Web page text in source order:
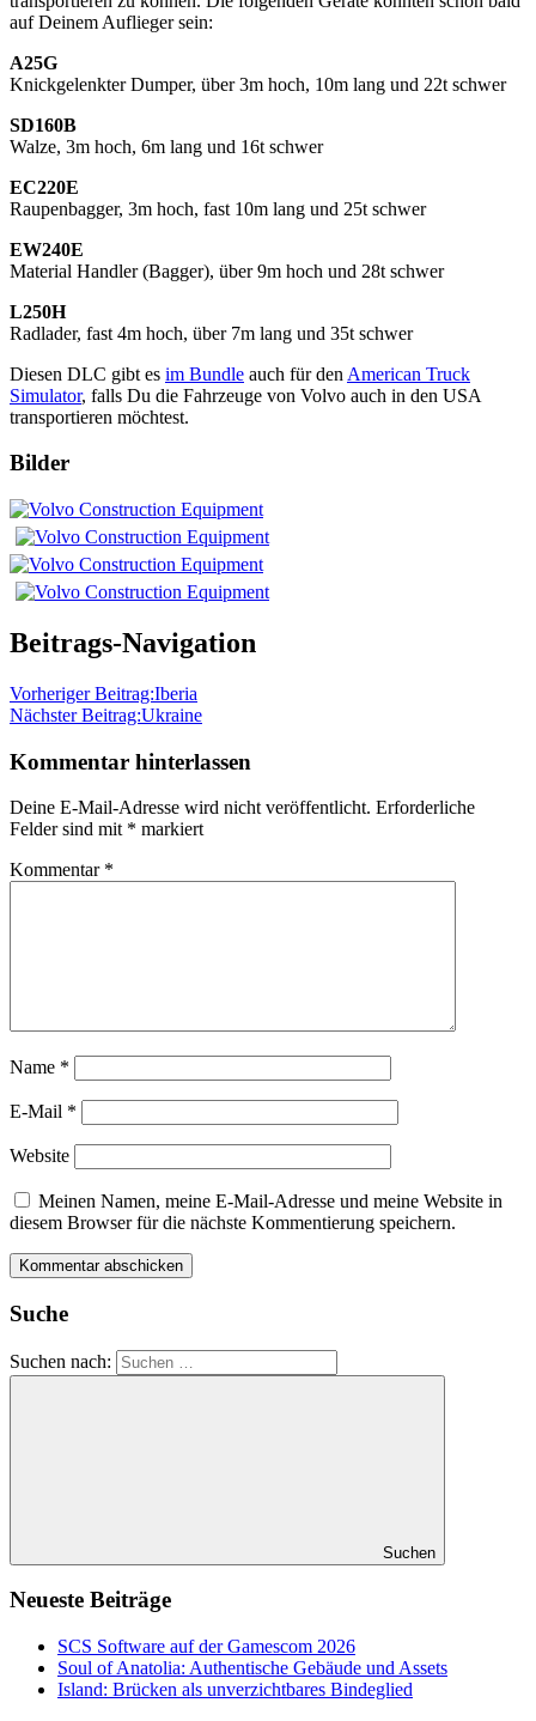
auf Deinem Auflieger sein:
A25G
Knickgelenkter Dumper, über 3m hoch, 10m lang und 22t schwer
SD160B
Walze, 3m hoch, 6m lang und 16t schwer
EC220E
Raupenbagger, 3m hoch, fast 10m lang und 25t schwer
EW240E
Material Handler (Bagger), über 9m hoch und 28t schwer
L250H
Radlader, fast 4m hoch, über 7m lang und 35t schwer
Diesen DLC gibt es im Bundle auch für den American Truck
Simulator, falls Du die Fahrzeuge von Volvo auch in den USA
transportieren möchtest.
Bilder
Beitrags-Navigation
Vorheriger Beitrag:Iberia
Nächster Beitrag:Ukraine
Kommentar hinterlassen
Deine E-Mail-Adresse wird nicht veröffentlicht. Erforderliche
Felder sind mit * markiert
Kommentar *
Name *
E-Mail *
Website
Meinen Namen, meine E-Mail-Adresse und meine Website in
diesem Browser für die nächste Kommentierung speichern.
Suche
Suchen nach:
Suchen
Neueste Beiträge
SCS Software auf der Gamescom 2026
Soul of Anatolia: Authentische Gebäude und Assets
Island: Brücken als unverzichtbares Bindeglied